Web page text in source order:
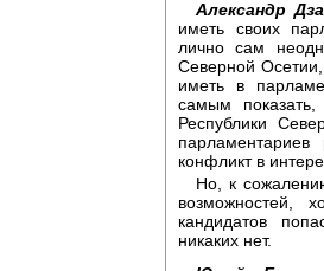
Александр
иметь своих
лично сам
Северной
иметь в
самым
Республики
парламентариев
конфликт в
Но, к
возможностей,
кандидатов
никаких нет.